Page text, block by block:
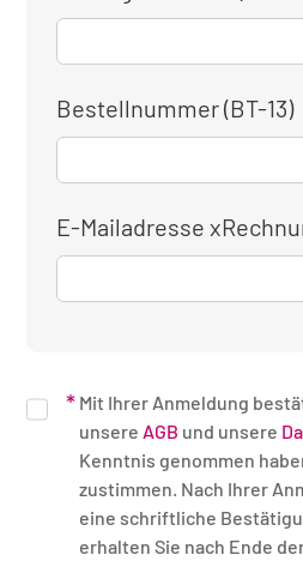
Bestellnummer (BT-13)
E-Mailadresse
Mit Ihrer Anmeldung
unsere AGB und unsere
Kenntnis genommen
zustimmen. Nach Ihrer Anmeldung erhalten Sie
eine schriftliche
erhalten Sie